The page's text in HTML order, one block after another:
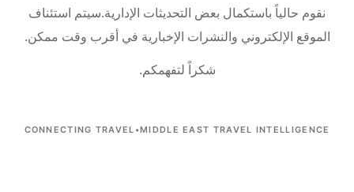
نقوم حالياً باستكمال بعض التحديثات الإدارية.سيتم استئناف
الموقع الإلكتروني والنشرات الإخبارية في أقرب وقت ممكن.
شكراً لتفهمكم.
CONNECTING TRAVEL •MIDDLE EAST TRAVEL INTELLIGENCE